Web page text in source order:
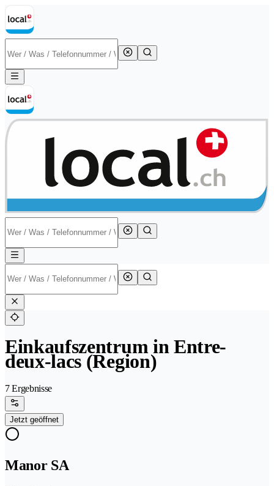
Einkaufszentrum in Entre-
deux-lacs (Region)
7 Ergebnisse
Jetzt geöffnet
Manor SA